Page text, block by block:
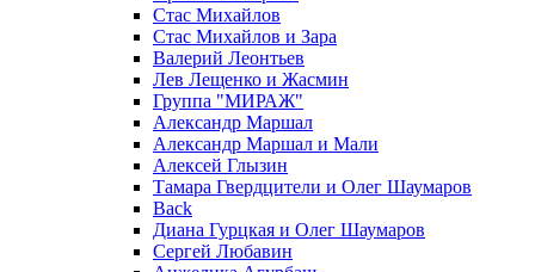
Стас Михайлов
Стас Михайлов и Зара
Валерий Леонтьев
Лев Лещенко и Жасмин
Группа "МИРАЖ"
Александр Маршал
Александр Маршал и Мали
Алексей Глызин
Тамара Гвердцители и Олег Шаумаров
Back
Диана Гурцкая и Олег Шаумаров
Сергей Любавин